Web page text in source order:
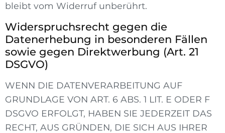
bleibt vom Widerruf unberührt.
Widerspruchsrecht gegen die
Datenerhebung in besonderen Fällen
sowie gegen Direktwerbung (Art. 21
DSGVO)
WENN DIE DATENVERARBEITUNG AUF
GRUNDLAGE VON ART. 6 ABS. 1 LIT. E ODER F
DSGVO ERFOLGT, HABEN SIE JEDERZEIT DAS
RECHT, AUS GRÜNDEN, DIE SICH AUS IHRER